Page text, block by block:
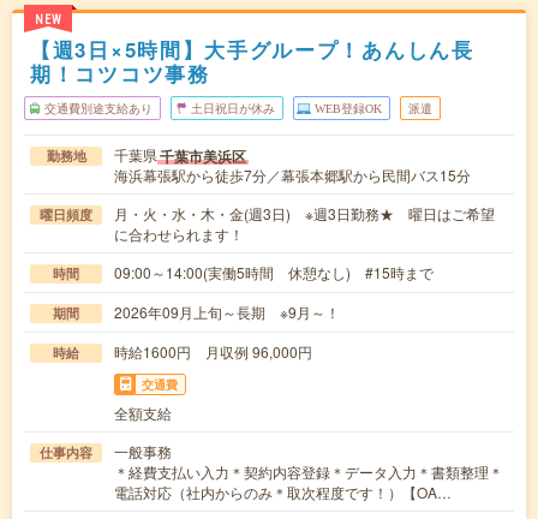
NEW
【週3日×5時間】大手グループ！あんしん長
期！コツコツ事務
交通費別途支給あり 土日祝日が休み WEB登録OK 派遣
勤務地 千葉県千葉市美浜区
海浜幕張駅から徒歩7分／幕張本郷駅から民間バス15分
曜日頻度
月・火・水・木・金(週3日) ※週3日勤務★ 曜日はご希望
に合わせられます！
時間 09:00～14:00(実働5時間 休憩なし) #15時まで
期間 2026年09月上旬～長期 ※9月～！
時給 時給1600円 月収例 96,000円
交通費
全額支給
仕事内容
一般事務
＊経費支払い入力＊契約内容登録＊データ入力＊書類整理＊
電話対応（社内からのみ＊取次程度です！）【OA…